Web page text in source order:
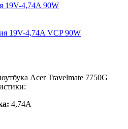
19V-4,74A 90W
19V-4,74A VCP 90W
Acer Travelmate 7750G
4,74A